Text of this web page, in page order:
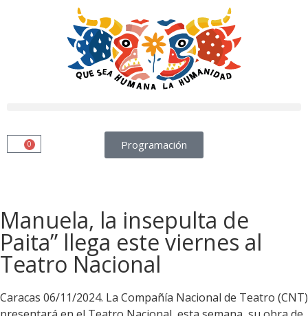
Programación
0
Manuela, la insepulta de
Paita” llega este viernes al
Teatro Nacional
Caracas 06/11/2024. La Compañía Nacional de Teatro (CNT)